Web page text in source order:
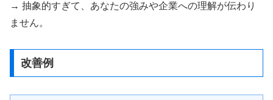
→ 抽象的すぎて、あなたの強みや企業への理解が伝わり
ません。
改善例